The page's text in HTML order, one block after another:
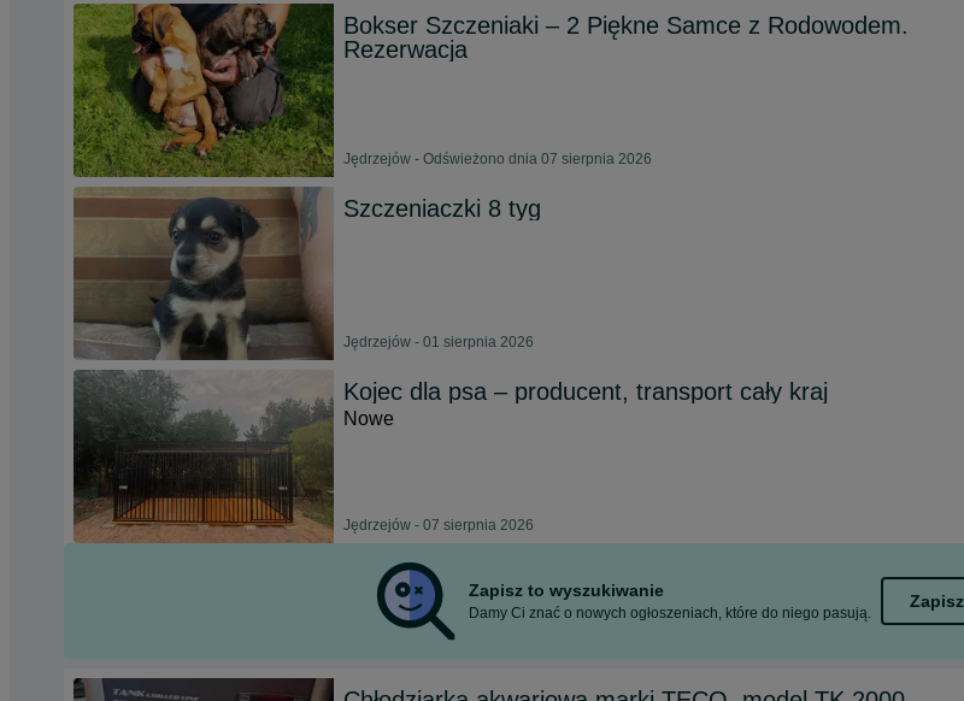
Bokser Szczeniaki – 2 Piękne Samce z Rodowodem.
Rezerwacja
Jędrzejów - Odświeżono dnia 07 sierpnia 2026
Szczeniaczki 8 tyg
Jędrzejów - 01 sierpnia 2026
Kojec dla psa – producent, transport cały kraj
Nowe
Jędrzejów - 07 sierpnia 2026
Zapisz to wyszukiwanie
Damy Ci znać o nowych ogłoszeniach, które do niego pasują.
Zapisz